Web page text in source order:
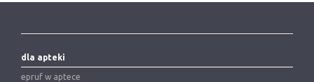
dla apteki
epruf w aptece